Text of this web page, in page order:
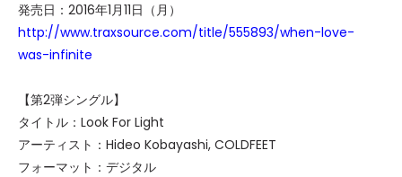
発売日：2016年1月11日（月）
http://www.traxsource.com/title/555893/when-love-
was-infinite
【第2弾シングル】
タイトル：Look For Light
アーティスト：Hideo Kobayashi, COLDFEET
フォーマット：デジタル